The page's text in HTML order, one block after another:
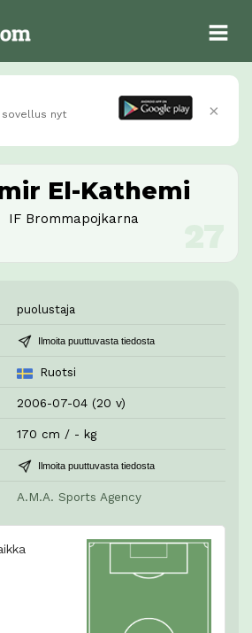
sovellus nyt
×
El-Kathemi
IF Brommapojkarna
puolustaja
Ilmoita puuttuvasta tiedosta
Ruotsi
2006-07-04 (20 v)
170 cm / - kg
Ilmoita puuttuvasta tiedosta
A.M.A. Sports Agency